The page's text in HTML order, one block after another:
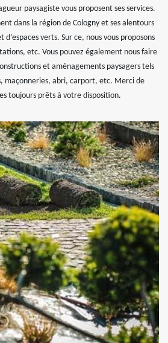
paysagiste vous proposent ses services.
dans la région de Cologny et ses alentours
verts. Sur ce, nous vous proposons
etc. Vous pouvez également nous faire
et aménagements paysagers tels
maçonneries, abri, carport, etc. Merci de
toujours prêts à votre disposition.